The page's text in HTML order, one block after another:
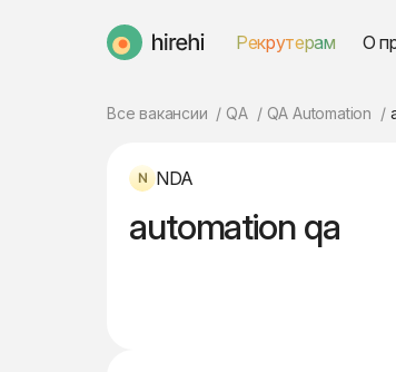
HireHi Рекрутерам О
Все вакансии QA QA Automation
NDA
automation qa